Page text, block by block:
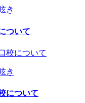
き
ついて
き
について